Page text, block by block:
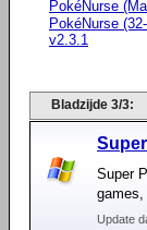
PokéNurse
PokéNurse
v2.3.1
Bladzijde 3/3:
Super
games,
Update